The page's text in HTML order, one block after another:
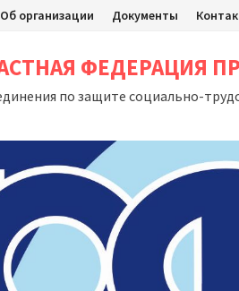
Об организации Документы
ФЕДЕРАЦИЯ
по защите социально-